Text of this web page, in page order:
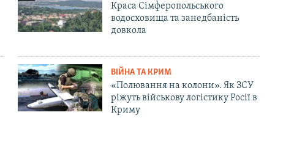
Краса Сімферопольського
водосховища та занедбаність
довкола
ВІЙНА ТА КРИМ
«Полювання на колони». Як ЗСУ
ріжуть військову логістику Росії в
Криму